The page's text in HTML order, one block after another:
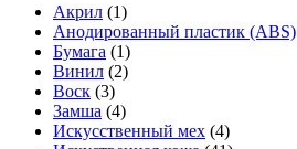
Акрил (1)
Анодированный пластик (ABS)
Бумага (1)
Винил (2)
Воск (3)
Замша (4)
Искусственный мех (4)